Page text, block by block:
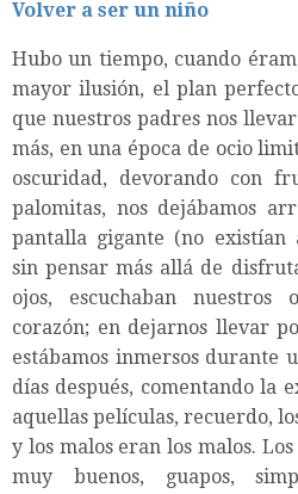
Volver a ser un niño
Hubo un tiempo, cuando
mayor ilusión, el plan
que nuestros padres nos
más, en una época de ocio
oscuridad, devorando con
palomitas, nos dejábamos
pantalla gigante (no existían
sin pensar más allá de
ojos, escuchaban
corazón; en dejarnos llevar
estábamos inmersos durante
días después, comentando la
aquellas películas, recuerdo,
y los malos eran los malos.
muy buenos, guapos,